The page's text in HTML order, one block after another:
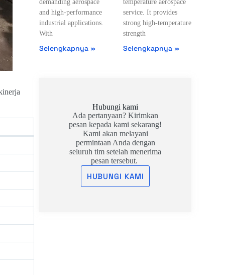
demanding aerospace
and high-performance
industrial applications.
With
Selengkapnya »
temperature aerospace
service. It provides
strong high-temperature
strength
Selengkapnya »
Hubungi kami
Ada pertanyaan? Kirimkan
pesan kepada kami sekarang!
Kami akan melayani
permintaan Anda dengan
seluruh tim setelah menerima
pesan tersebut.
HUBUNGI KAMI